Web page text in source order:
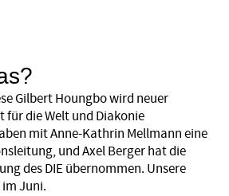
Gilbert Houngbo wird neuer
für die Welt und Diakonie
mit Anne-Kathrin Mellmann eine
und Axel Berger hat die
des DIE übernommen. Unsere
Juni.